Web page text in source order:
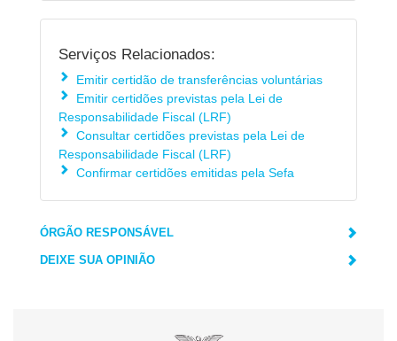
Serviços Relacionados:
Emitir certidão de transferências voluntárias
Emitir certidões previstas pela Lei de
Responsabilidade Fiscal (LRF)
Consultar certidões previstas pela Lei de
Responsabilidade Fiscal (LRF)
Confirmar certidões emitidas pela Sefa
ÓRGÃO RESPONSÁVEL
DEIXE SUA OPINIÃO